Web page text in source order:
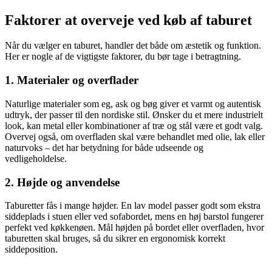
Faktorer at overveje ved køb af taburet
Når du vælger en taburet, handler det både om æstetik og funktion.
Her er nogle af de vigtigste faktorer, du bør tage i betragtning.
1. Materialer og overflader
Naturlige materialer som eg, ask og bøg giver et varmt og autentisk
udtryk, der passer til den nordiske stil. Ønsker du et mere industrielt
look, kan metal eller kombinationer af træ og stål være et godt valg.
Overvej også, om overfladen skal være behandlet med olie, lak eller
naturvoks – det har betydning for både udseende og
vedligeholdelse.
2. Højde og anvendelse
Taburetter fås i mange højder. En lav model passer godt som ekstra
siddeplads i stuen eller ved sofabordet, mens en høj barstol fungerer
perfekt ved køkkenøen. Mål højden på bordet eller overfladen, hvor
taburetten skal bruges, så du sikrer en ergonomisk korrekt
siddeposition.